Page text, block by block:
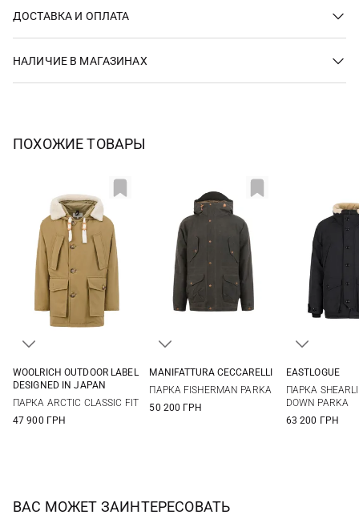
ДОСТАВКА И ОПЛАТА
НАЛИЧИЕ В МАГАЗИНАХ
ПОХОЖИЕ ТОВАРЫ
S M L
WOOLRICH OUTDOOR LABEL
DESIGNED IN JAPAN
ПАРКА ARCTIC CLASSIC FIT
47 900 ГРН
MANIFATTURA CECCARELLI
ПАРКА FISHERMAN PARKA
50 200 ГРН
EASTLOGUE
ПАРКА
DOWN PARKA
63 200 ГРН
ВАС МОЖЕТ ЗАИНТЕРЕСОВАТЬ